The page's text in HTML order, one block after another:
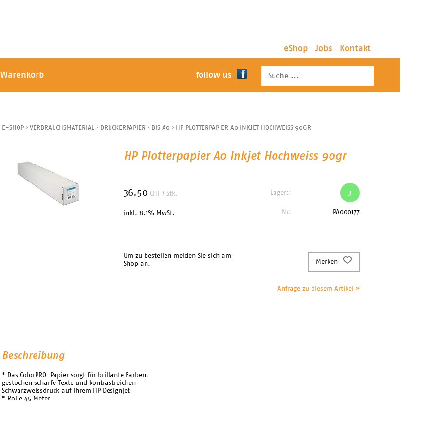
eShop Jobs Kontakt
Warenkorb follow us
E-SHOP › VERBRAUCHSMATERIAL › DRUCKERPAPIER › BIS A0 › HP PLOTTERPAPIER A0 INKJET HOCHWEISS 90GR
HP Plotterpapier A0 Inkjet Hochweiss 90gr
36.50 CHF / Stk.
inkl. 8.1% MwSt.
Lager:: 3
Nr: PA000177
Um zu bestellen melden Sie sich am
Shop an.
Merken
Anfrage zu diesem Artikel »
Beschreibung
* Das ColorPRO-Papier sorgt für brillante Farben,
gestochen scharfe Texte und kontrastreichen
Schwarzweissdruck auf Ihrem HP Designjet
* Rolle 45 Meter